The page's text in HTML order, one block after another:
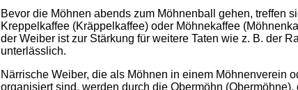
Bevor die Möhnen abends zum Möhnenball gehen, treffen
Kreppelkaffee (Kräppelkaffee) oder Möhnekaffee
der Weiber ist zur Stärkung für weitere Taten wie z. B. der
unterlässlich.
Närrische Weiber, die als Möhnen in einem Möhnenverein
organisiert sind, werden durch die Obermöhn (Obermöhne),